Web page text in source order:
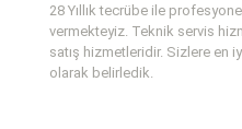
28 Yıllık tecrübe ile
vermekteyiz. Teknik servis
satış hizmetleridir. Sizlere en
olarak belirledik.